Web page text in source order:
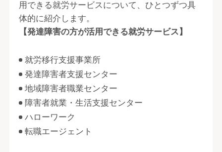
用できる就労サービスについて、ひとつずつ具
体的に紹介します。
【発達障害の方が活用できる就労サービス】
就労移行支援事業所
発達障害者支援センター
地域障害者職業センター
障害者就業・生活支援センター
ハローワーク
転職エージェント